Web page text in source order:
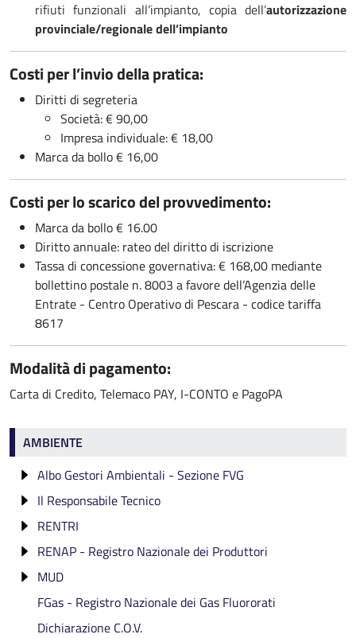
rifiuti funzionali all’impianto, copia dell’autorizzazione
provinciale/regionale dell’impianto
Costi per l’invio della pratica:
Diritti di segreteria
Società: € 90,00
Impresa individuale: € 18,00
Marca da bollo € 16,00
Costi per lo scarico del provvedimento:
Marca da bollo € 16.00
Diritto annuale: rateo del diritto di iscrizione
Tassa di concessione governativa: € 168,00 mediante
bollettino postale n. 8003 a favore dell’Agenzia delle
Entrate - Centro Operativo di Pescara - codice tariffa
8617
Modalità di pagamento:
Carta di Credito, Telemaco PAY, I-CONTO e PagoPA
Ambiente
AMBIENTE
Albo Gestori Ambientali - Sezione FVG
Categorie di iscrizione
Categoria 1
Categoria 2 bis
Categoria 3 bis - abrogata
Categoria 4
Fruibilità Dati Albo
AGESTsmart
Il Responsabile Tecnico
Verifica di idoneità
Dispensa
Affiancamento
Cessazione
RENTRI
RENTRI: formazione gratuita
RENAP - Registro Nazionale dei Produttori
RAEE Registro Produttori apparecchiature
elettriche ed elettroniche
Registro Nazionale Pile ed Accumulatori
MUD
MUD 2026: formazione gratuita
FGas - Registro Nazionale dei Gas Fluororati
Dichiarazione C.O.V.